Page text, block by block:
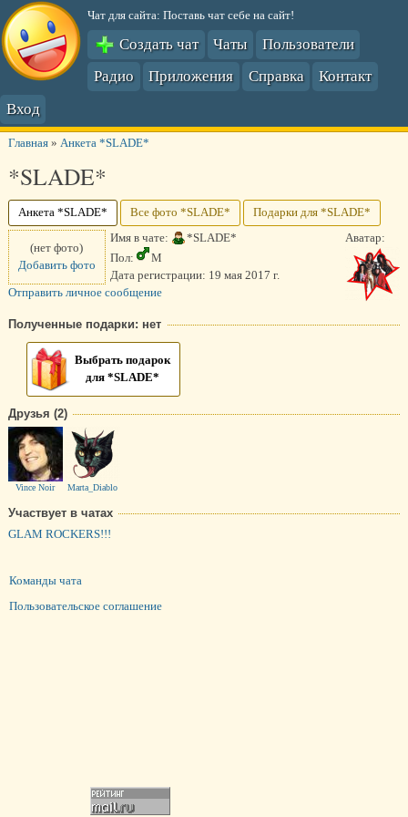
Чат для сайта: Поставь чат себе на сайт!
Создать чат Чаты
Пользователи
Радио
Приложения Справка
Контакт
Вход
Главная» Анкета *SLADE*
*SLADE*
Анкета *SLADE* Все фото *SLADE*
Подарки для *SLADE*
Аватар:
(нет фото)
Добавить фото
Имя в чате:
*SLADE*
Пол:
М
Дата регистрации: 19 мая 2017 г.
Отправить личное сообщение
Полученные подарки: нет
Выбрать подарок
для *SLADE*
Друзья (2)
Vince Noir Marta_Diablo
Участвует в чатах
GLAM ROCKERS!!!
Команды чата
Пользовательское соглашение